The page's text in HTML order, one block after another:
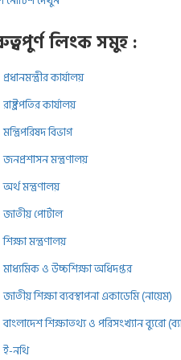
লিংক সমুহ :
প্রধানমন্ত্রীর কার্যালয়
রাষ্ট্রপতির কার্যালয়
মন্ত্রিপরিষদ বিভাগ
জনপ্রশাসন মন্ত্রণালয়
অর্থ মন্ত্রণালয়
জাতীয় পোর্টাল
শিক্ষা মন্ত্রণালয়
মাধ্যমিক ও উচ্চশিক্ষা অধিদপ্তর
জাতীয় শিক্ষা ব্যবস্থাপনা একাডেমি (নায়েম)
বাংলাদেশ শিক্ষাতথ্য ও পরিসংখ্যান ব্যুরো
ই-নথি